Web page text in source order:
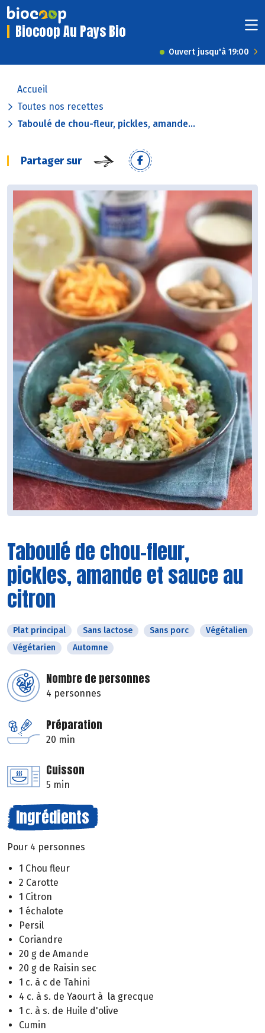
Biocoop Au Pays Bio
Ouvert jusqu'à 19:00
Accueil
Toutes nos recettes
Taboulé de chou-fleur, pickles, amande...
Partager sur
Taboulé de chou-fleur,
pickles, amande et sauce au
citron
Plat principal Sans lactose Sans porc
Végétalien
Végétarien
Automne
Nombre de personnes
4 personnes
Préparation
20 min
Cuisson
5 min
Ingrédients
Pour 4 personnes
1 Chou fleur
2 Carotte
1 Citron
1 échalote
Persil
Coriandre
20 g de Amande
20 g de Raisin sec
1 c. à c de Tahini
4 c. à s. de Yaourt à la grecque
1 c. à s. de Huile d'olive
Cumin